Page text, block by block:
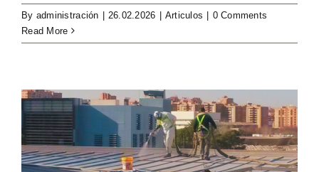
By administración | 26.02.2026 | Articulos | 0 Comments
Read More